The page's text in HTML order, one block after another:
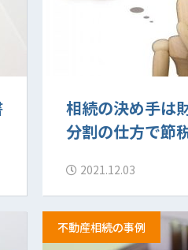
相続の決め手は
分割の仕方で節
2021.12.03
不動産相続の事例